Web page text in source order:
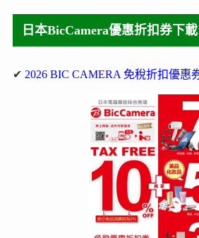
日本BicCamera優惠折扣券下載
✔ 2026 BIC CAMERA 免稅折扣優惠